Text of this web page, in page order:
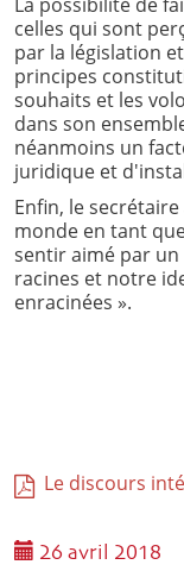
celles qui sont
par la législation
principes
souhaits et les
dans son
néanmoins un
juridique et
Enfin, le
monde en tant
sentir aimé par un
racines et notre
enracinées ».
Le discours
26 avril 2018